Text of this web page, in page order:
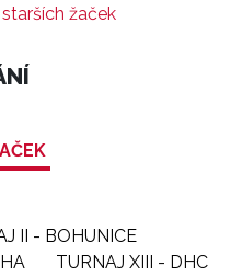
žaček
II - BOHUNICE
TURNAJ XIII - DHC